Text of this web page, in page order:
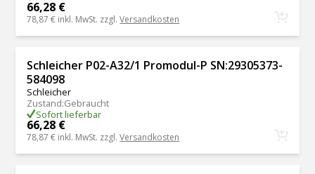
66,28 €
78,87 € inkl. MwSt. zzgl.Versandkosten
Schleicher P02-A32/1 Promodul-P SN:29305373-
584098
Schleicher
Zustand:Gebraucht
Sofort lieferbar
66,28 €
78,87 € inkl. MwSt. zzgl.Versandkosten